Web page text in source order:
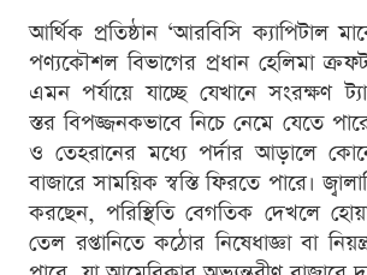
আর্থিক প্রতিষ্ঠান ‘আরবিসি ক্যাপিটাল
পণ্যকৌশল বিভাগের প্রধান হেলিমা
এমন পর্যায়ে যাচ্ছে যেখানে সংরক্ষণ
স্তর বিপজ্জনকভাবে নিচে নেমে যেতে
ও তেহরানের মধ্যে পর্দার আড়ালে
বাজারে সাময়িক স্বস্তি ফিরতে পারে।
করছেন, পরিস্থিতি বেগতিক দেখলে
তেল রপ্তানিতে কঠোর নিষেধাজ্ঞা বা